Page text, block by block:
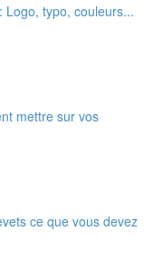
Logo, typo, couleurs...
mettre sur vos
ce que vous devez